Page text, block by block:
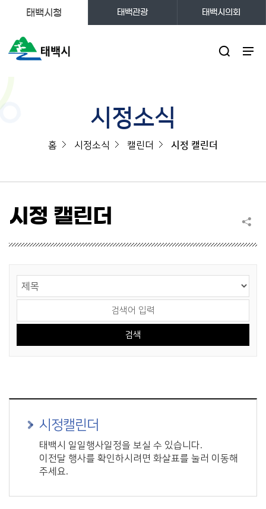
태백시청 태백관광 태백시의회
시정소식
홈 시정소식 캘린더 시정 캘린더
시정 캘린더
시정캘린더
태백시 일일행사일정을 보실 수 있습니다.
이전달 행사를 확인하시려면 화살표를 눌러 이동해
주세요.